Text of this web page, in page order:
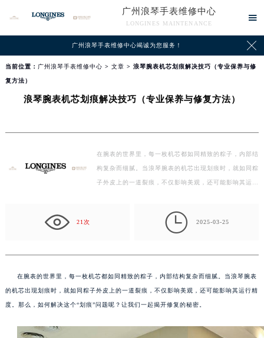
广州浪琴手表维修中心
LONGINES MAINTENANCE

广州浪琴手表维修中心竭诚为您服务！ 
当前位置： 广州浪琴手表维修中心 > 文章 > 浪琴腕表机芯划痕解决技巧（专业保养与修
复方法）
浪琴腕表机芯划痕解决技巧（专业保养与修复方法）
在腕表的世界里，每一枚机芯都如同精致的粽子，内部结
构复杂而细腻。当浪琴腕表的机芯出现划痕时，就如同粽
子外皮上的一道裂痕，不仅影响美观，还可能影响其运行
21次  2025-03-25
在腕表的世界里，每一枚机芯都如同精致的粽子，内部结构复杂而细腻。当浪琴腕表
的机芯出现划痕时，就如同粽子外皮上的一道裂痕，不仅影响美观，还可能影响其运行精
度。那么，如何解决这个“划痕”问题呢？让我们一起揭开修复的秘密。